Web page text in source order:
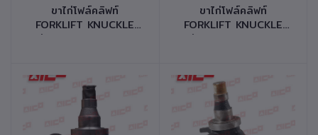
หยิบใส่ตะกร้า
ขาไก่โฟล์คลิฟท์
FORKLIFT KNUCKLE
รุ่น DP/GP20,25,30
รหัสสินค้า 41740-
M0014
หยิบใส่ตะกร้า
ขาไก่โฟล์คลิฟท์
FORKLIFT KNUCKLE
รุ่น FD/FG20,25T-